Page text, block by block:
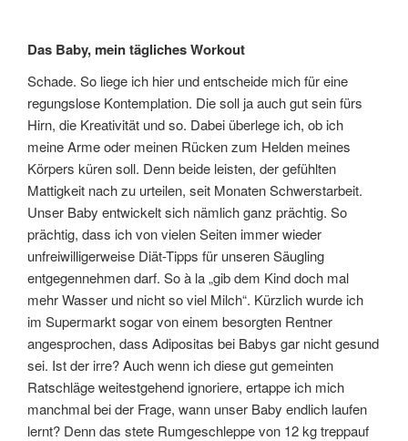
Das Baby, mein tägliches Workout
Schade. So liege ich hier und entscheide mich für eine
regungslose Kontemplation. Die soll ja auch gut sein fürs
Hirn, die Kreativität und so. Dabei überlege ich, ob ich
meine Arme oder meinen Rücken zum Helden meines
Körpers küren soll. Denn beide leisten, der gefühlten
Mattigkeit nach zu urteilen, seit Monaten Schwerstarbeit.
Unser Baby entwickelt sich nämlich ganz prächtig. So
prächtig, dass ich von vielen Seiten immer wieder
unfreiwilligerweise Diät-Tipps für unseren Säugling
entgegennehmen darf. So à la „gib dem Kind doch mal
mehr Wasser und nicht so viel Milch“. Kürzlich wurde ich
im Supermarkt sogar von einem besorgten Rentner
angesprochen, dass Adipositas bei Babys gar nicht gesund
sei. Ist der irre? Auch wenn ich diese gut gemeinten
Ratschläge weitestgehend ignoriere, ertappe ich mich
manchmal bei der Frage, wann unser Baby endlich laufen
lernt? Denn das stete Rumgeschleppe von 12 kg treppauf